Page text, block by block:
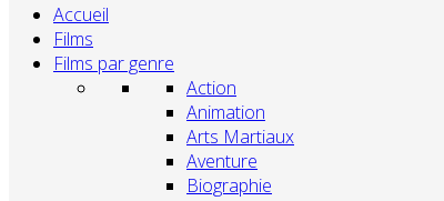
Accueil
Films
Films par genre
Action
Animation
Arts Martiaux
Aventure
Biographie